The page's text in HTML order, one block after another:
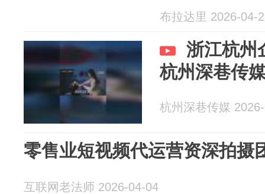
布拉达里 2026-04-
浙江杭州
杭州深巷传
杭州深巷传媒
零售业短视频代运营资深拍摄
互联网老法师 2026-04-04